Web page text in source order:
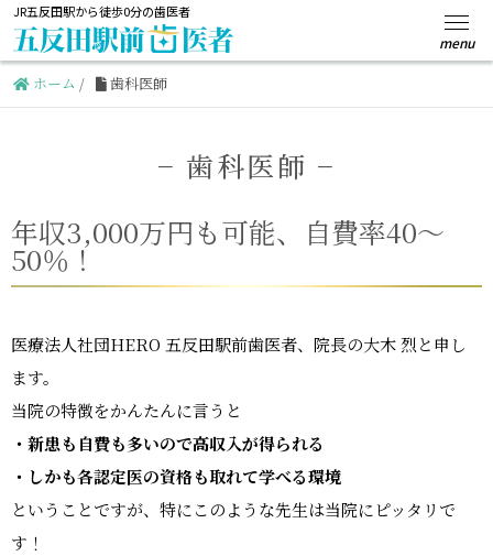
JR五反田駅から徒歩0分の歯医者
ホーム / 歯科医師
− 歯科医師 −
年収3,000万円も可能、自費率40～
50％！
医療法人社団HERO 五反田駅前歯医者、院長の大木 烈と申し
ます。
当院の特徴をかんたんに言うと
・新患も自費も多いので高収入が得られる
・しかも各認定医の資格も取れて学べる環境
ということですが、特にこのような先生は当院にピッタリで
す！